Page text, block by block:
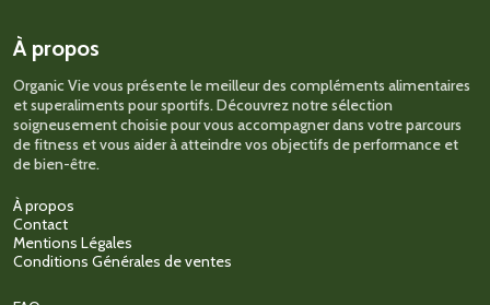
la
du
produit
À propos
Organic Vie vous présente le meilleur des compléments alimentaires
et superaliments pour sportifs. Découvrez notre sélection
soigneusement choisie pour vous accompagner dans votre parcours
de fitness et vous aider à atteindre vos objectifs de performance et
de bien-être.
À propos
Contact
Mentions Légales
Conditions Générales de ventes